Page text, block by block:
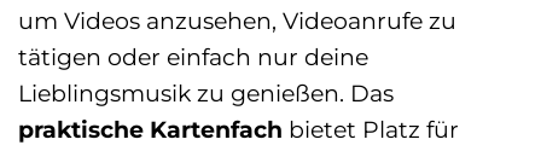
um Videos anzusehen, Videoanrufe zu
tätigen oder einfach nur deine
Lieblingsmusik zu genießen. Das
praktische Kartenfach bietet Platz für